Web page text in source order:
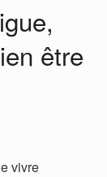
être
vivre